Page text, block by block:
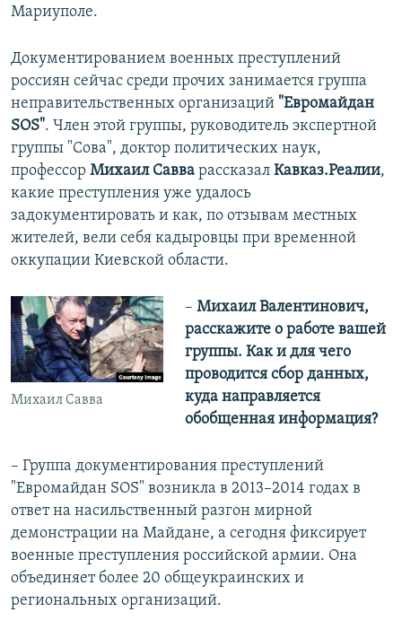
Мариуполе.
Документированием военных преступлений
россиян сейчас среди прочих занимается группа
неправительственных организаций "Евромайдан
SOS". Член этой группы, руководитель экспертной
группы "Сова", доктор политических наук,
профессор Михаил Савва рассказал Кавказ.Реалии,
какие преступления уже удалось
задокументировать и как, по отзывам местных
жителей, вели себя кадыровцы при временной
оккупации Киевской области.
Михаил Савва
– Михаил Валентинович,
расскажите о работе вашей
группы. Как и для чего
проводится сбор данных,
куда направляется
обобщенная информация?
– Группа документирования преступлений
"Евромайдан SOS" возникла в 2013–2014 годах в
ответ на насильственный разгон мирной
демонстрации на Майдане, а сегодня фиксирует
военные преступления российской армии. Она
объединяет более 20 общеукраинских и
региональных организаций.